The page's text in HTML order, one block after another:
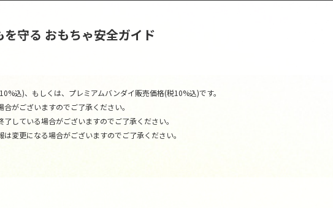
を守る おもちゃ安全ガイド
込)、もしくは、プレミアムバンダイ販売価格(税10%込)です。
がございますのでご了承ください。
している場合がございますのでご了承ください。
変更になる場合がございますのでご了承ください。